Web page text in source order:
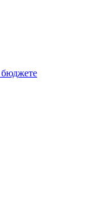
бюджете